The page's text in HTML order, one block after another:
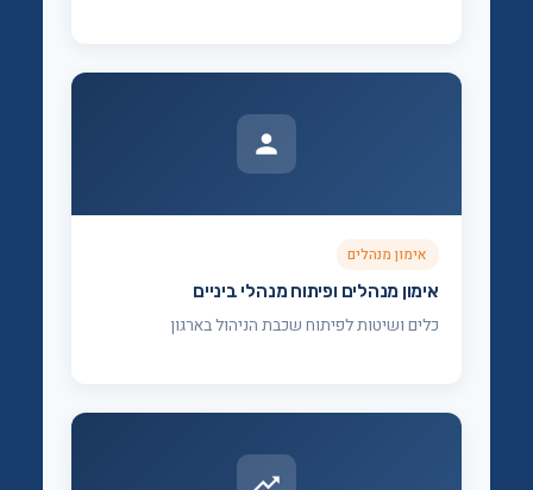
אימון מנהלים
אימון מנהלים ופיתוח מנהלי ביניים
כלים ושיטות לפיתוח שכבת הניהול בארגון